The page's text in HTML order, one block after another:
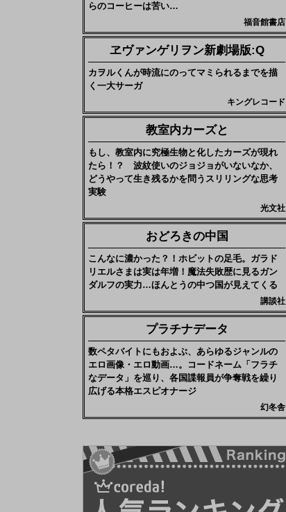
らのコーヒーは苦い…
福音館書店
ヱヴァンゲリヲン新劇場版:Q
カヲルくんが時流にのってマミられるまでを描
く一大サーガ
キングレコード
教室内カーズと
もし、教室内に究極生物と化したカーズが現れ
たら！？ 波紋使いのジョジョがいないなか、
どうやって生き残るかを問うスリリングな思考
実験
光文社
おどろきの中国
こんなに濃かった？！ホビットの足毛。ガラド
リエルさまは実は年増！魔法失敗歴に見るガン
ダルフの実力…ほんとうの中つ国が見えてくる
講談社
プラチナデータ
数ペタバイトにもおよぶ、あらゆるジャンルの
エロ画像・エロ動画…。コードネーム「フラチ
なデータ」を巡り、各国諜報員が争奪戦を繰り
広げる本格エスピオナージ
幻冬舎